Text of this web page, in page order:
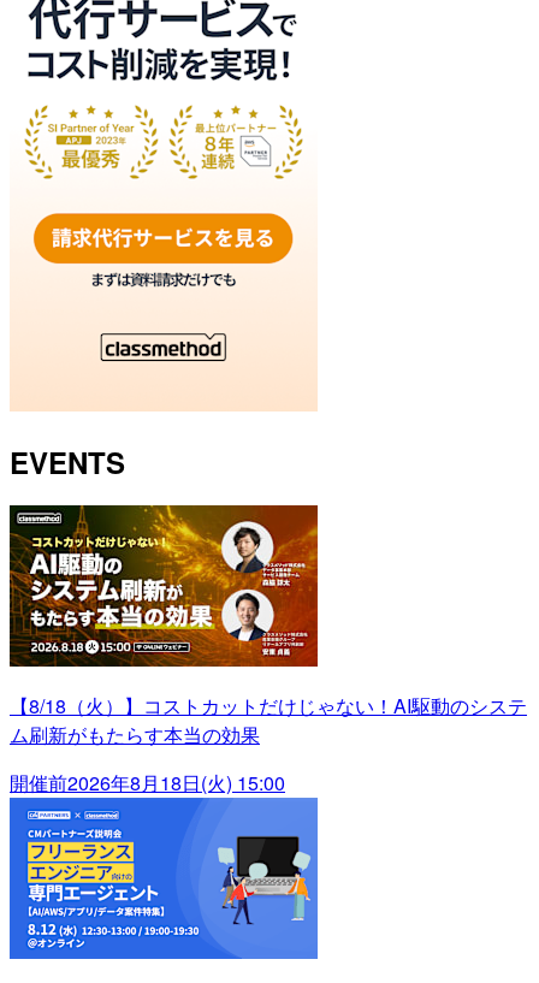
EVENTS
【8/18（火）】コストカットだけじゃない！AI駆動のシステ
ム刷新がもたらす本当の効果
開催前2026年8月18日(火) 15:00